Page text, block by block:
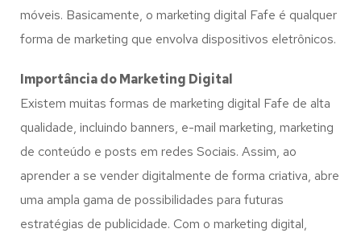
móveis. Basicamente, o marketing digital Fafe é qualquer
forma de marketing que envolva dispositivos eletrônicos.
Importância do Marketing Digital
Existem muitas formas de marketing digital Fafe de alta
qualidade, incluindo banners, e-mail marketing, marketing
de conteúdo e posts em redes Sociais. Assim, ao
aprender a se vender digitalmente de forma criativa, abre
uma ampla gama de possibilidades para futuras
estratégias de publicidade. Com o marketing digital,